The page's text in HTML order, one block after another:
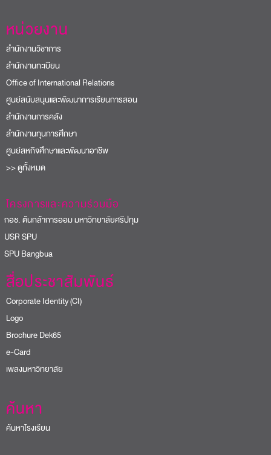
หน่วยงาน
สำนักงานวิชาการ
สำนักงานทะเบียน
Office of International Relations
ศูนย์สนับสนุนและพัฒนาการเรียนการสอน
สำนักงานการคลัง
สำนักงานทุนการศึกษา
ศูนย์สหกิจศึกษาและพัฒนาอาชีพ
>> ดูทั้งหมด
โครงการและความร่วมมือ
ช. ต้นกล้าการออม มหาวิทยาลัยศรีปทุม
SPU
Bangbua
สื่อประชาสัมพันธ์
Corporate Identity (CI)
Logo
Brochure Dek65
e-Card
เพลงมหาวิทยาลัย
ค้นหา
ค้นหาโรงเรียน